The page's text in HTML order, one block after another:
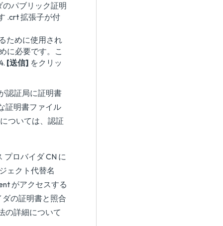
のパブリック証明
.crt 拡張子が付
ために使用され
に必要です。こ
[送信] をクリッ
認証局に証明書
証明書ファイル
ついては、認証
プロバイダ CN に
ェクト代替名
がアクセスする
の証明書と照合
の詳細について